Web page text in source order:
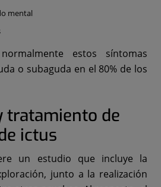
mental
estos síntomas
o subaguda en el 80% de los
tratamiento de
ictus
un estudio que incluye la
junto a la realización